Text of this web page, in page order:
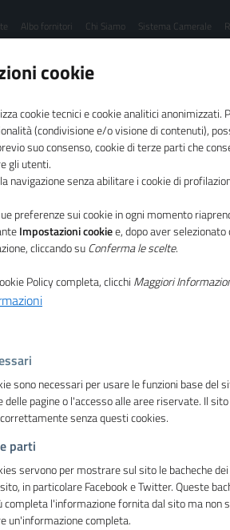
Albo fornitori Chi Siamo Sistema Camerale
Struttura
cookie
cookie tecnici e cookie analitici anonimizzati.
(condivisione e/o visione di contenuti),
suo consenso, cookie di terze parti che
gli utenti.
navigazione senza abilitare i cookie di
preferenze sui cookie in ogni momento
Impostazioni cookiee, dopo aver
cliccando suConferma le scelte.
Policy completa, clicchi Maggiori
sono necessari per usare le funzioni base del
delle pagine o l'accesso alle aree riservate. Il
senza questi cookies.
parti
servono per mostrare sul sito le bacheche
in particolare Facebook e Twitter. Queste
completa l'informazione fornita dal sito ma non
un'informazione completa.